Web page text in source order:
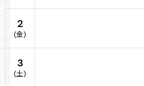
2
(金)
3
(土)